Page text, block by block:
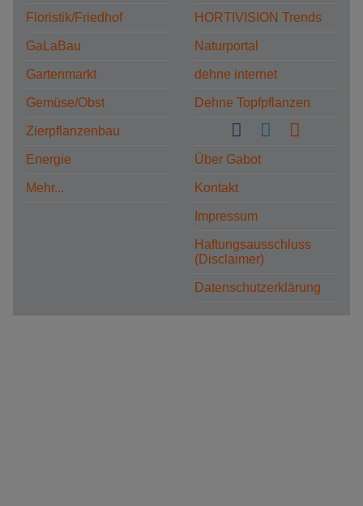
Floristik/Friedhof
GaLaBau
Gartenmarkt
Gemüse/Obst
Zierpflanzenbau
Energie
Mehr...
HORTIVISION Trends
Naturportal
dehne internet
Dehne Topfpflanzen
Über Gabot
Kontakt
Impressum
Haftungsausschluss
(Disclaimer)
Datenschutzerklärung